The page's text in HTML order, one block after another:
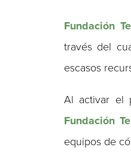
Fundación
través del
escasos
Al activar el
Fundación
equipos de